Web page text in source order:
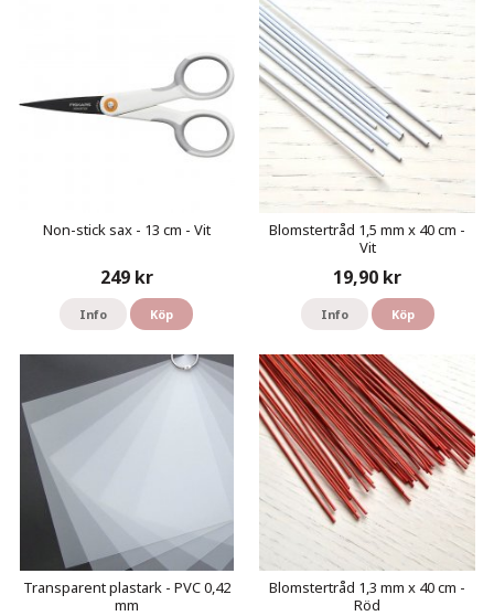
Non-stick sax - 13 cm - Vit
249 kr
Info Köp
Blomstertråd 1,5 mm x 40 cm -
Vit
19,90 kr
Info Köp
Transparent plastark - PVC 0,42
mm
Blomstertråd 1,3 mm x 40 cm -
Röd